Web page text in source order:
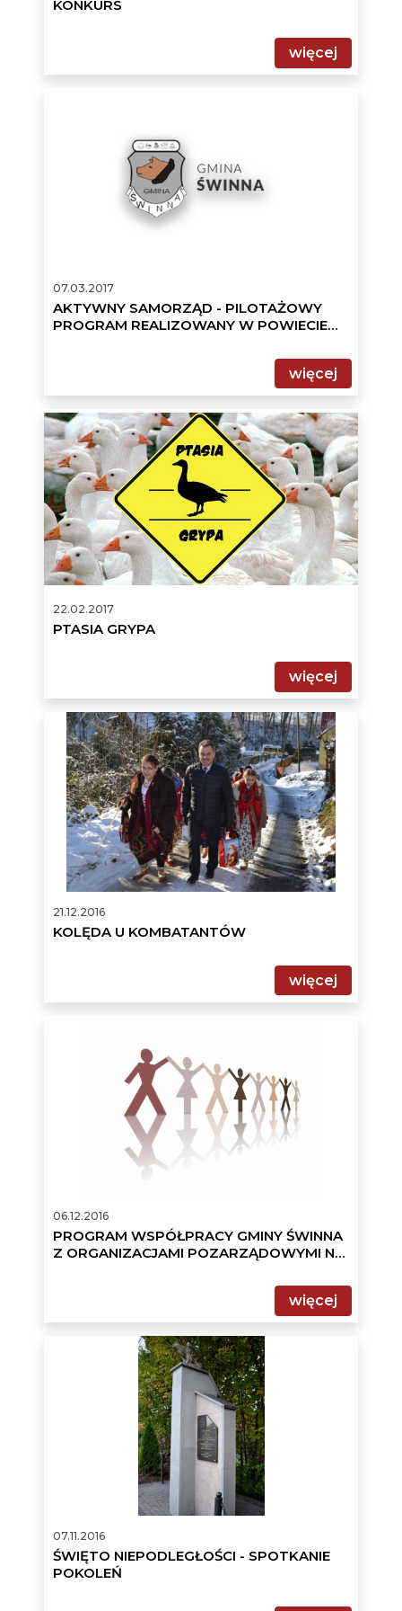
KONKURS
więcej
PILOTAŻOWY
REALIZOWANY
07.03.2017
AKTYWNY SAMORZĄD - PILOTAŻOWY
PROGRAM REALIZOWANY W POWIECIE
więcej
PTASIA
GRYPA
22.02.2017
PTASIA GRYPA
więcej
KOLĘDA
KOMBATANTÓW
21.12.2016
KOLĘDA U KOMBATANTÓW
więcej
ORGANIZACJAMI
POZARZĄDOWYMI
06.12.2016
PROGRAM WSPÓŁPRACY GMINY ŚWINNA
Z ORGANIZACJAMI POZARZĄDOWYMI NA
więcej
NIEPODLEGŁOŚCI
07.11.2016
ŚWIĘTO NIEPODLEGŁOŚCI - SPOTKANIE
POKOLEŃ